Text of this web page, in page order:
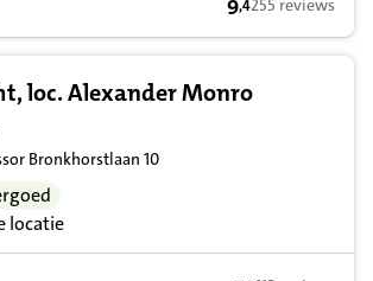
9,4 op basis van
9,4
loc. Alexander Monro
Bronkhorstlaan 10
locatie